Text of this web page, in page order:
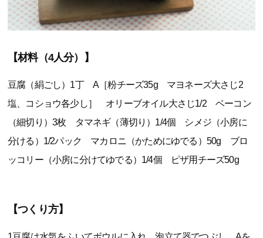
【材料（4人分）】
豆腐（絹ごし）1丁 A［粉チーズ35g マヨネーズ大さじ2
塩、コショウ各少し］ オリーブオイル大さじ1/2 ベーコン
（細切り）3枚 タマネギ（薄切り）1/4個 シメジ（小房に
分ける）1/2パック マカロニ（かためにゆでる）50g ブロ
ッコリー（小房に分けてゆでる）1/4個 ピザ用チーズ50g
【つくり方】